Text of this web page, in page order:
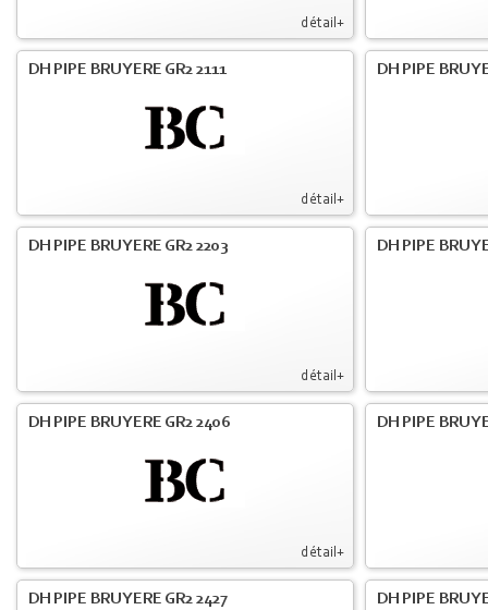
détail+
détail+
DH PIPE BRUYERE GR2 2111 DH PIPE
détail+
DH PIPE BRUYERE GR2 2203 DH PIPE
détail+
DH PIPE BRUYERE GR2 2406 DH PIPE
DH PIPE BRUYERE GR2 2427 DH PIPE